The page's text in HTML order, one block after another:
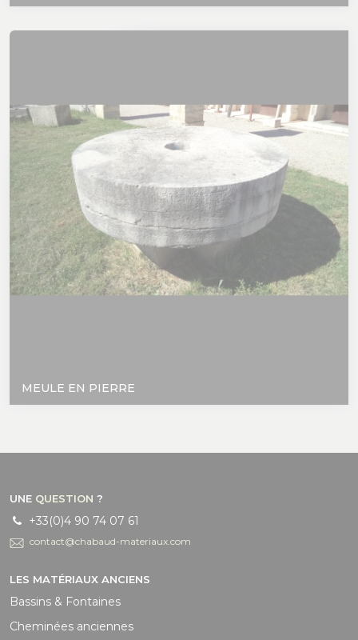
MEULE EN PIERRE
UNE QUESTION ?
+33(0)4 90 74 07 61
contact@chabaud-materiaux.com
LES MATÉRIAUX ANCIENS
Bassins & Fontaines
Cheminées anciennes